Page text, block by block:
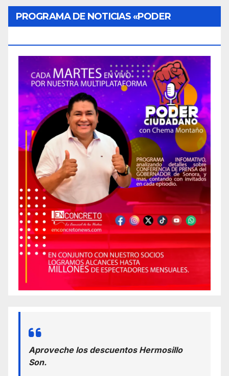
PROGRAMA DE NOTICIAS «PODER
Aproveche los descuentos Hermosillo
Son.